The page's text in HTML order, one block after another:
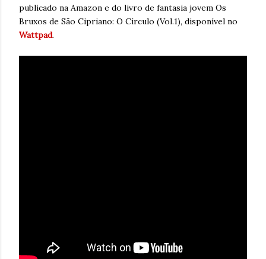
publicado na Amazon e do livro de fantasia jovem Os
Bruxos de São Cipriano: O Círculo (Vol.1), disponível no
Wattpad.